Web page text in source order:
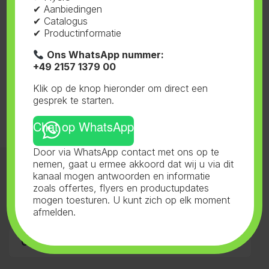
Categorieën 1
Categorieën 2
Contact
✔ Aanbiedingen
✔ Catalogus
✔ Productinformatie
Ons WhatsApp nummer:
+49 2157 1379 00
Klik op de knop hieronder om direct een
gesprek te starten.
Chat op WhatsApp
Door via WhatsApp contact met ons op te
nemen, gaat u ermee akkoord dat wij u via dit
kanaal mogen antwoorden en informatie
zoals offertes, flyers en productupdates
mogen toesturen. U kunt zich op elk moment
afmelden.